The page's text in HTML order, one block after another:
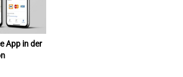
App in der